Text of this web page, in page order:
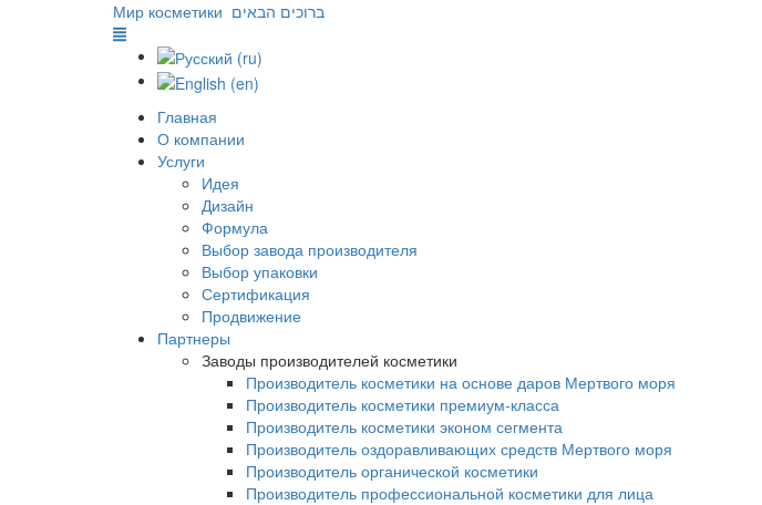
Мир косметики ברוכים הבאים
Главная
О компании
Услуги
Идея
Дизайн
Формула
Выбор завода производителя
Выбор упаковки
Сертификация
Продвижение
Партнеры
Заводы производителей косметики
Производитель косметики на основе даров Мертвого моря
Производитель косметики премиум-класса
Производитель косметики эконом сегмента
Производитель оздоравливающих средств Мертвого моря
Производитель органической косметики
Производитель профессиональной косметики для лица